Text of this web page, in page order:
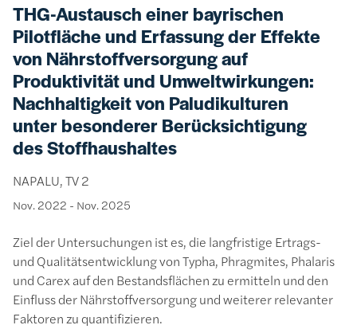
THG-Austausch einer bayrischen
Pilotfläche und Erfassung der Effekte
von Nährstoffversorgung auf
Produktivität und Umweltwirkungen:
Nachhaltigkeit von Paludikulturen
unter besonderer Berücksichtigung
des Stoffhaushaltes
NAPALU, TV 2
Nov. 2022 - Nov. 2025
Ziel der Untersuchungen ist es, die langfristige Ertrags-
und Qualitätsentwicklung von Typha, Phragmites, Phalaris
und Carex auf den Bestandsflächen zu ermitteln und den
Einfluss der Nährstoffversorgung und weiterer relevanter
Faktoren zu quantifizieren.